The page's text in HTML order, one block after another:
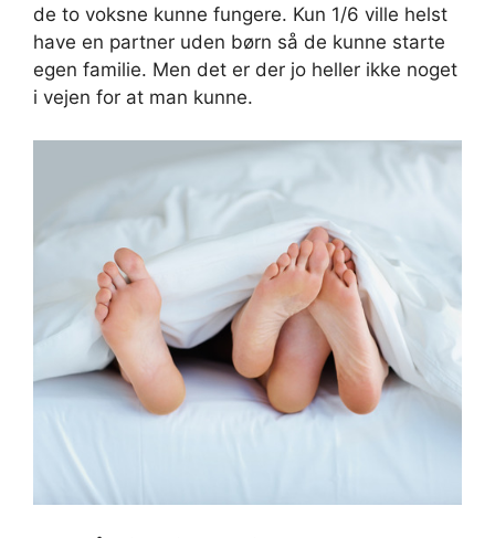
de to voksne kunne fungere. Kun 1/6 ville helst
have en partner uden børn så de kunne starte
egen familie. Men det er der jo heller ikke noget
i vejen for at man kunne.